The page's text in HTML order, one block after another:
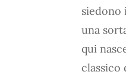
siedono
una
qui
classico